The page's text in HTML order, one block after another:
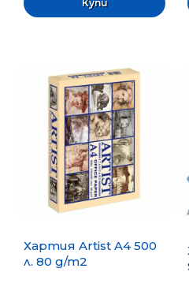
Хартия Artist A4 500
л. 80 g/m2